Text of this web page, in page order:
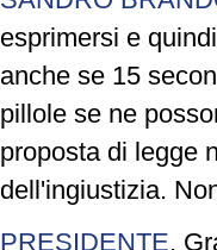
esprimersi e
anche se 15
pillole se ne
proposta di legge
dell'ingiustizia.
PRESIDENTE.